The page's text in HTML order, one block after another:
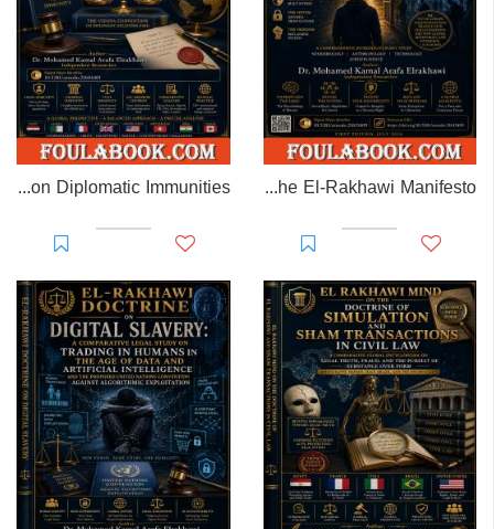
Prisoner of Perception: The El-Rakhawi Manifesto
EL-RAKHAWI MONOGRAPH on Diplomatic Immunities